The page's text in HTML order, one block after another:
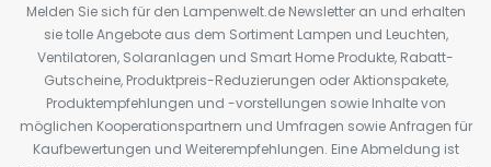
Melden Sie sich für den Lampenwelt.de Newsletter an und erhalten
sie tolle Angebote aus dem Sortiment Lampen und Leuchten,
Ventilatoren, Solaranlagen und Smart Home Produkte, Rabatt-
Gutscheine, Produktpreis-Reduzierungen oder Aktionspakete,
Produktempfehlungen und -vorstellungen sowie Inhalte von
möglichen Kooperationspartnern und Umfragen sowie Anfragen für
Kaufbewertungen und Weiterempfehlungen. Eine Abmeldung ist